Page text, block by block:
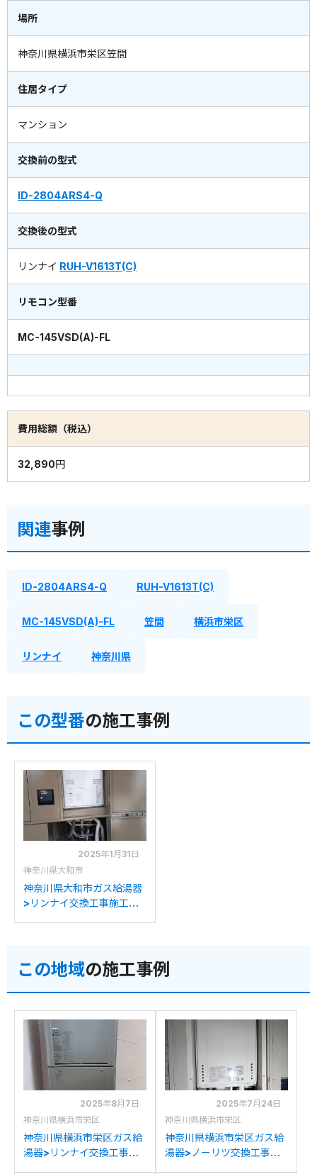
場所
神奈川県横浜市栄区笠間
住居タイプ
マンション
交換前の型式
ID-2804ARS4-Q
交換後の型式
リンナイ RUH-V1613T(C)
リモコン型番
MC-145VSD(A)-FL
費用総額（税込）
32,890円
関連事例
ID-2804ARS4-Q RUH-V1613T(C)
MC-145VSD(A)-FL 笠間 横浜市栄区
リンナイ 神奈川県
この型番の施工事例
2025年1月31日
神奈川県大和市
神奈川県大和市ガス給湯器
>リンナイ交換工事施工事
この地域の施工事例
2025年8月7日
神奈川県横浜市栄区
神奈川県横浜市栄区ガス給
湯器>リンナイ交換工事施
2025年7月24日
神奈川県横浜市栄区
神奈川県横浜市栄区ガス給
湯器>ノーリツ交換工事施